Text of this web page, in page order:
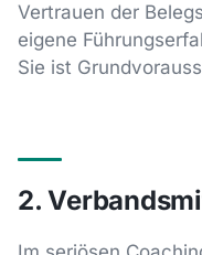
Vertrauen der
eigene
Sie ist
2.